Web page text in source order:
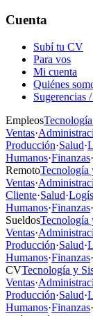
Cuenta
Subí tu CV
Para vos
Mi cuenta
Quiénes
Sugerencias
Empleos
Ventas·
Producción·Salud·
Humanos·Finanzas·
RemotoTecnología
Ventas·
Cliente·Salud·
Humanos·Finanzas·
SueldosTecnología
Ventas·
Producción·Salud·
Humanos·Finanzas·
CVTecnología y
Ventas·
Producción·Salud·
Humanos·Finanzas·